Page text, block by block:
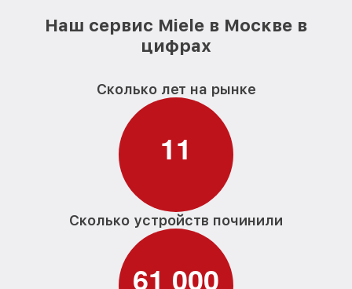
Наш сервис Miele в Москве в
цифрах
Сколько лет на рынке
11
Сколько устройств починили
61 000